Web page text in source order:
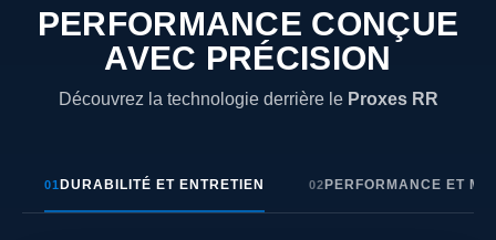
PERFORMANCE CONÇUE
AVEC PRÉCISION
Découvrez la technologie derrière le Proxes RR
01DURABILITÉ ET ENTRETIEN 02PERFORMANCE ET